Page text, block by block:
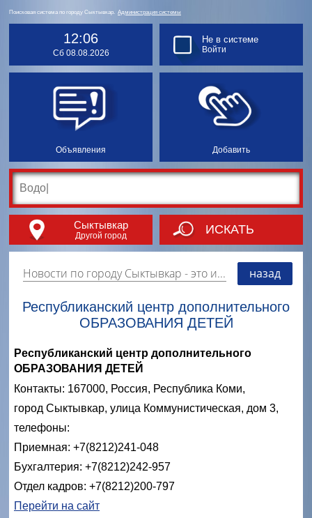
Поисковая система по городу Сыктывкар. Администрация системы
12:06
Сб 08.08.2026
Объявления Добавить
Не в системе
Войти
Сыктывкар
Другой город ИСКАТЬ
Новости по городу Сыктывкар - это информация о событиях, мероприятиях и торгово-коммерческой деятельности города. Страницу наполняют платные и бесплатные объявления, имеющие функцию "поднятия вверх списка". назад
Республиканский центр дополнительного
ОБРАЗОВАНИЯ ДЕТЕЙ
Республиканский центр дополнительного
ОБРАЗОВАНИЯ ДЕТЕЙ
Контакты: 167000, Россия, Республика Коми,
город Сыктывкар, улица Коммунистическая, дом 3,
телефоны:
Приемная: +7(8212)241-048
Бухгалтерия: +7(8212)242-957
Отдел кадров: +7(8212)200-797
Перейти на сайт